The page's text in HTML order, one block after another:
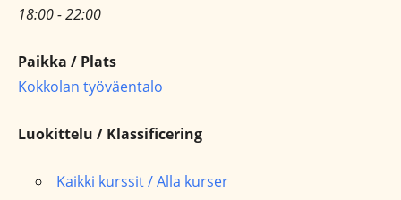
18:00 - 22:00
Paikka / Plats
Kokkolan työväentalo
Luokittelu / Klassificering
Kaikki kurssit / Alla kurser